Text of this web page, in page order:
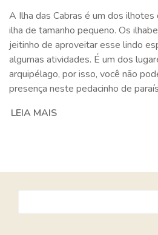
A Ilha das Cabras é um dos ilhotes
ilha de tamanho pequeno. Os
jeitinho de aproveitar esse lindo
algumas atividades. É um dos
arquipélago, por isso, você não
presença neste pedacinho de
LEIA MAIS